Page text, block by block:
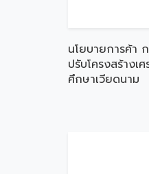
นโยบายการค้า
ปรับโครงสร้าง
ศึกษาเวียดนาม